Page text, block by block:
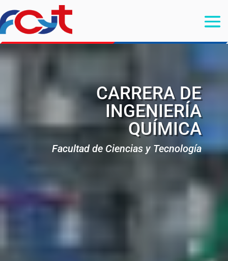
CARRERA DE
INGENIERÍA
QUÍMICA
Facultad de Ciencias y Tecnología